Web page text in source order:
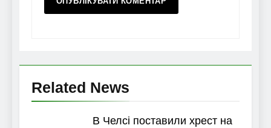
Related News
В Челсі поставили хрест на